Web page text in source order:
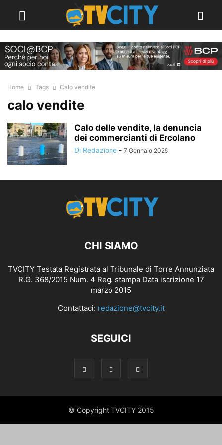
Home Tags Calo vendite
calo vendite
Calo delle vendite, la denuncia
dei commercianti di Ercolano
Di Redazione - 7 Gennaio 2025
CHI SIAMO
TVCITY Testata Registrata al Tribunale di Torre Annunziata
R.G. 368/2015 Num. 4 Reg. stampa Data iscrizione 17
marzo 2015
Contattaci: redazione@tvcity.it
SEGUICI
© Copyright TVCITY 2015